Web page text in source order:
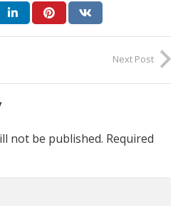
Next Post
not be published. Required